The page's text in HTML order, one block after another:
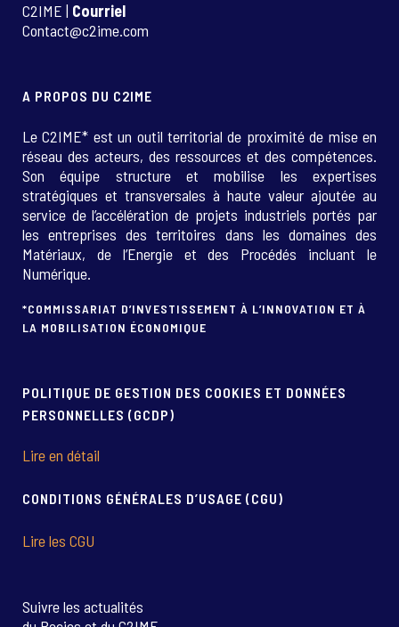
C2IME | Courriel
Contact@c2ime.com
A PROPOS DU C2IME
Le C2IME* est un outil territorial de proximité de mise en
réseau des acteurs, des ressources et des compétences.
Son équipe structure et mobilise les expertises
stratégiques et transversales à haute valeur ajoutée au
service de l’accélération de projets industriels portés par
les entreprises des territoires dans les domaines des
Matériaux, de l’Energie et des Procédés incluant le
Numérique.
*COMMISSARIAT D’INVESTISSEMENT À L’INNOVATION ET À
LA MOBILISATION ÉCONOMIQUE
POLITIQUE DE GESTION DES COOKIES ET DONNÉES
PERSONNELLES (GCDP)
Lire en détail
CONDITIONS GÉNÉRALES D’USAGE (CGU)
Lire les CGU
Suivre les actualités